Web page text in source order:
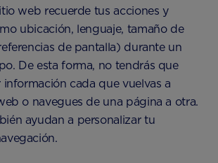
web recuerde tus acciones y
ubicación, lenguaje, tamaño de
de pantalla) durante un
De esta forma, no tendrás que
información cada que vuelvas a
o navegues de una página a otra.
ayudan a personalizar tu